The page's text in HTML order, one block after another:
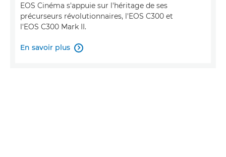
EOS Cinéma s'appuie sur l'héritage de ses
précurseurs révolutionnaires, l'EOS C300 et
l'EOS C300 Mark II.
En savoir plus 